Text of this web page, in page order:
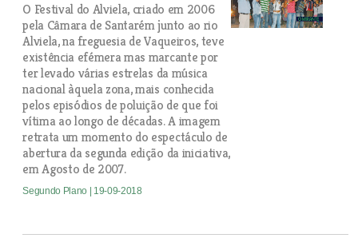
O Festival do Alviela, criado em 2006
pela Câmara de Santarém junto ao rio
Alviela, na freguesia de Vaqueiros, teve
existência efémera mas marcante por
ter levado várias estrelas da música
nacional àquela zona, mais conhecida
pelos episódios de poluição de que foi
vítima ao longo de décadas. A imagem
retrata um momento do espectáculo de
abertura da segunda edição da iniciativa,
em Agosto de 2007.
Segundo Plano | 19-09-2018